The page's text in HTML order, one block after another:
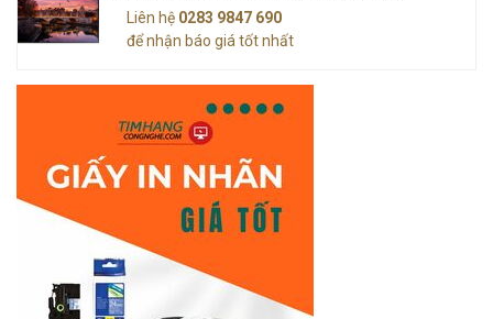
Liên hệ 0283 9847 690
để nhận báo giá tốt nhất